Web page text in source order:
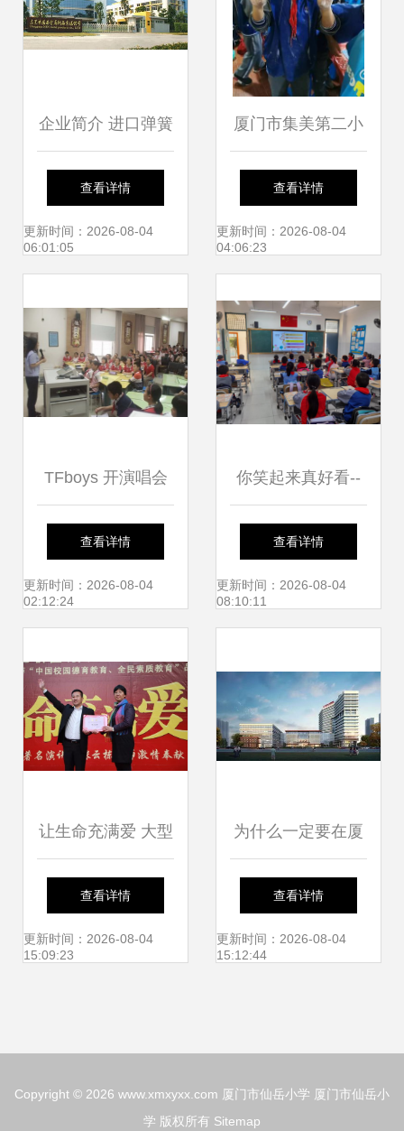
企业简介 进口弹簧
钢 进口铝合金 球
墨铸铁 日本三宝红
青铜 磷青铜 钨钢
钨铜 东莞市东坑诺
查看详情
更新时间：2026-08-04
06:01:05
厦门市集美第二小
学秋季研学旅行
查看详情
更新时间：2026-08-04
04:06:23
TFboys 开演唱会
有哪些涉税知识
点?厦门小学的这
查看详情
更新时间：2026-08-04
02:12:24
你笑起来真好看--
厦门市莲龙小学
2021年春季开学
查看详情
更新时间：2026-08-04
08:10:11
让生命充满爱 大型
校园德育教育主题
演讲走进厦门仙岳
查看详情
更新时间：2026-08-04
15:09:23
为什么一定要在厦
门买房 2018年的
厦门会给你答案
查看详情
更新时间：2026-08-04
15:12:44
Copyright © 2026 www.xmxyxx.com 厦门市仙岳小学 厦门市仙岳小
学 版权所有 Sitemap